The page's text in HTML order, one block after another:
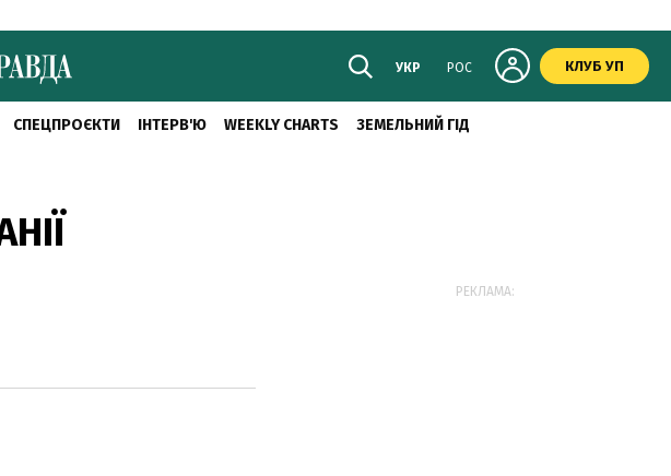
УКР РОС КЛУБ УП
СПЕЦПРОЄКТИ ІНТЕРВ'Ю WEEKLY CHARTS ЗЕМЕЛЬНИЙ ГІД
РЕКЛАМА: